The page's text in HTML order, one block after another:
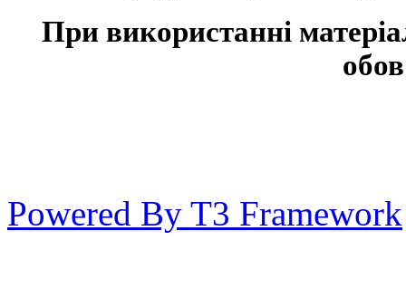
При використанні
Powered By T3 Framework